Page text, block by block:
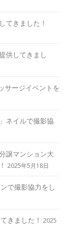
てきました！
供してきまし
サージイベントを
ネイルで撮影協
譲マンション大
2025年5月18日
で撮影協力をし
きました！ 2025